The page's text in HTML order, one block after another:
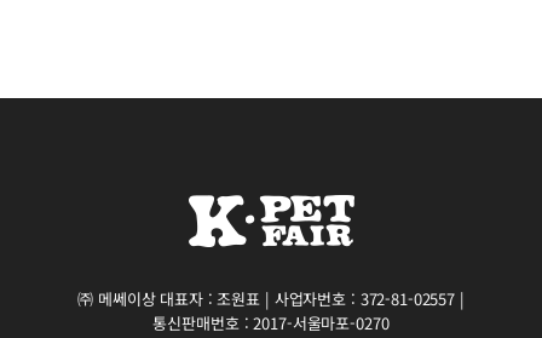
㈜ 메쎄이상 대표자 : 조원표 | 사업자번호 : 372-81-02557 |
통신판매번호 : 2017-서울마포-0270